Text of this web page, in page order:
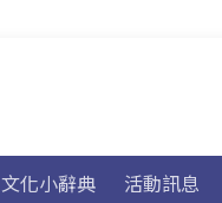
文化小辭典 活動訊息